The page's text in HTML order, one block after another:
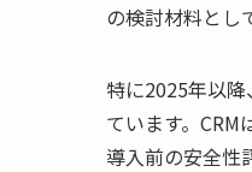
の検討材料とし
特に2025年以
ています。
導入前の安全性